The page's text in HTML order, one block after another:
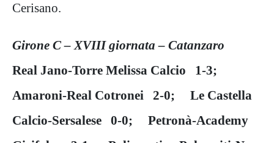
Cerisano.
Girone C – XVIII giornata – Catanzaro
Real Jano-Torre Melissa Calcio 1-3;
Amaroni-Real Cotronei 2-0; Le Castella
Calcio-Sersalese 0-0; Petronà-Academy